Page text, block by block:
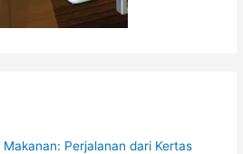
Perjalanan dari Kertas